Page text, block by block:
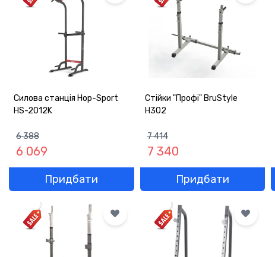
Силова станція Hop-Sport
HS-2012K
6 388
6 069
Придбати
Стійки "Профі" BruStyle
H302
7 414
7 340
Придбати